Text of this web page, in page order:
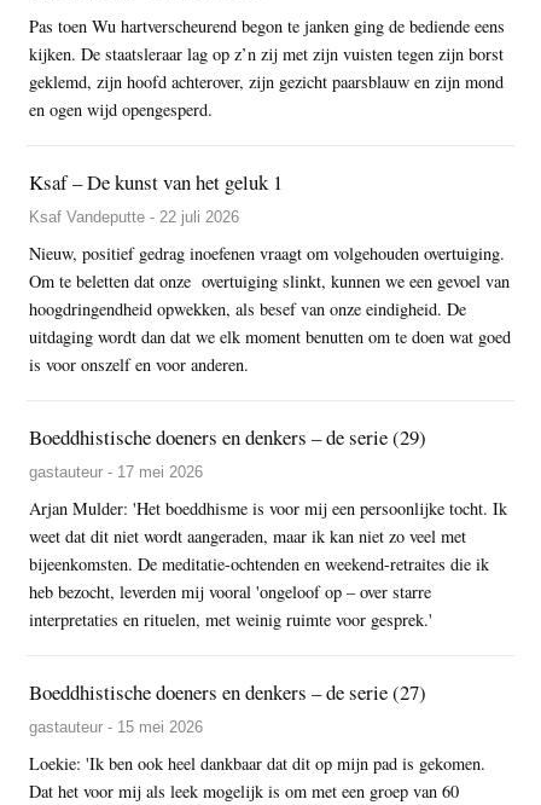
Pas toen Wu hartverscheurend begon te janken ging de bediende eens
kijken. De staatsleraar lag op z’n zij met zijn vuisten tegen zijn borst
geklemd, zijn hoofd achterover, zijn gezicht paarsblauw en zijn mond
en ogen wijd opengesperd.
Ksaf – De kunst van het geluk 1
Ksaf Vandeputte - 22 juli 2026
Nieuw, positief gedrag inoefenen vraagt om volgehouden overtuiging.
Om te beletten dat onze overtuiging slinkt, kunnen we een gevoel van
hoogdringendheid opwekken, als besef van onze eindigheid. De
uitdaging wordt dan dat we elk moment benutten om te doen wat goed
is voor onszelf en voor anderen.
Boeddhistische doeners en denkers – de serie (29)
gastauteur - 17 mei 2026
Arjan Mulder: 'Het boeddhisme is voor mij een persoonlijke tocht. Ik
weet dat dit niet wordt aangeraden, maar ik kan niet zo veel met
bijeenkomsten. De meditatie-ochtenden en weekend-retraites die ik
heb bezocht, leverden mij vooral 'ongeloof op – over starre
interpretaties en rituelen, met weinig ruimte voor gesprek.'
Boeddhistische doeners en denkers – de serie (27)
gastauteur - 15 mei 2026
Loekie: 'Ik ben ook heel dankbaar dat dit op mijn pad is gekomen.
Dat het voor mij als leek mogelijk is om met een groep van 60